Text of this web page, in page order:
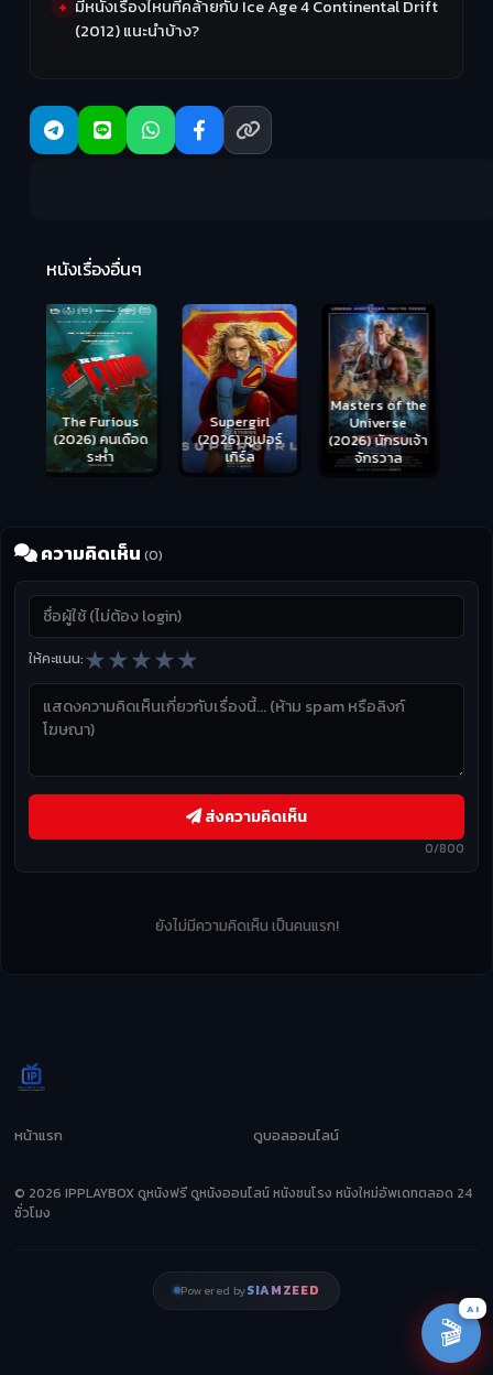
มีหนังเรื่องไหนที่คล้ายกับ Ice Age 4 Continental Drift
(2012) แนะนำบ้าง?
หนังเรื่องอื่นๆ
Supergirl
(2026) ซูเปอร์
เกิร์ล
Masters of the
Universe
(2026) นักรบเจ้า
จักรวาล
Hungry (2026)
มันเด้งขึ้นมาแดก
ความคิดเห็น (0)
ให้คะแนน:★★★★★
0/800
ส่งความคิดเห็น
ยังไม่มีความคิดเห็น เป็นคนแรก!
หน้าแรก ดูบอลออนไลน์
© 2026 IPPLAYBOX ดูหนังฟรี ดูหนังออนไลน์ หนังชนโรง หนังใหม่อัพเดทตลอด 24
ชั่วโมง
Powered bySIAMZEED
🎬
AI